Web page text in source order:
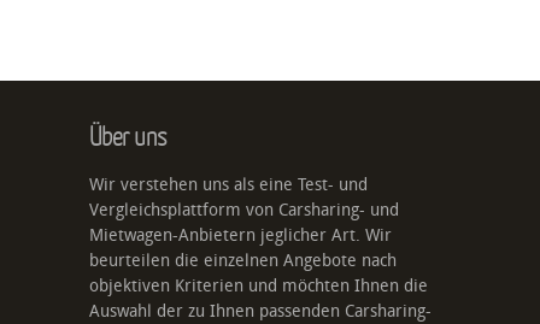
Über uns
Wir verstehen uns als eine Test- und
Vergleichsplattform von Carsharing- und
Mietwagen-Anbietern jeglicher Art. Wir
beurteilen die einzelnen Angebote nach
objektiven Kriterien und möchten Ihnen die
Auswahl der zu Ihnen passenden Carsharing-